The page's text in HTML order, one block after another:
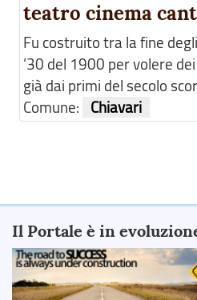
teatro cinema
Fu costruito tra la fine
’30 del 1900 per volere
già dai primi del secolo
Comune:
Chiavari
Il Portale è in